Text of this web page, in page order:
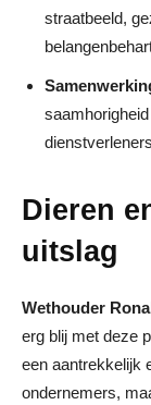
straatbeeld,
Dieren
uitslag
Wethouder
erg blij met deze
een aantrekkelijk
ondernemers,